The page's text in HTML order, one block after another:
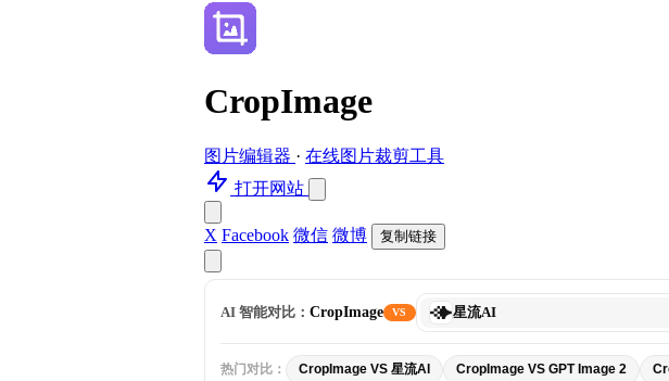
CropImage
图片编辑器 · 在线图片裁剪工具
打开网站
X Facebook 微信 微博 复制链接
AI 智能对比： CropImage VS
比
星流AI
热门对比： CropImage VS 星流AI CropImage VS GPT Image 2